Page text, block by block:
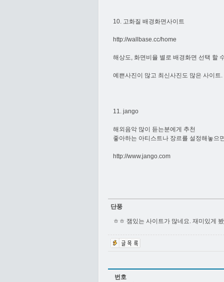
10. 고화질 배경화면사이트
http://wallbase.cc/home
해상도, 화면비율 별로 배경화면 선택 할
예쁜사진이 많고 최신사진도 많은 사이트.
11. jango
해외음악 많이 듣는분에게 추천
좋아하는 아티스트나 장르를 설정해놓으
http://www.jango.com
단풍
ㅎㅎ 잼있는 사이트가 많네요. 재미있게
번호